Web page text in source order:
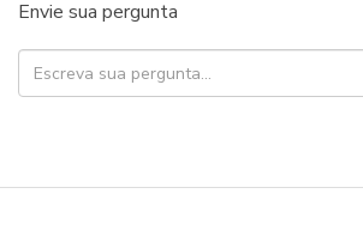
Envie sua pergunta